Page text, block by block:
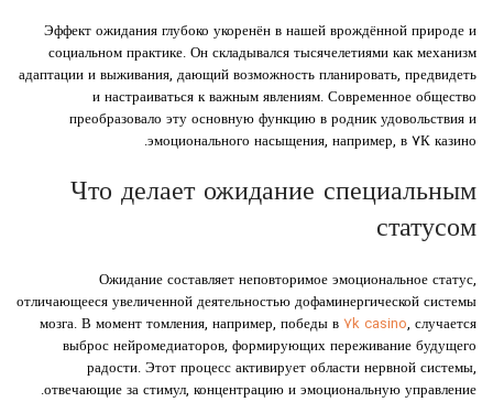
Эффект ожидания глубоко укоренён в нашей врождённой природе и
социальном практике. Он складывался тысячелетиями как механизм
адаптации и выживания, дающий возможность планировать, предвидеть
и настраиваться к важным явлениям. Современное общество
преобразовало эту основную функцию в родник удовольствия и
эмоционального насыщения, например, в ۷К казино.
Что делает ожидание специальным
статусом
Ожидание составляет неповторимое эмоциональное статус,
отличающееся увеличенной деятельностью дофаминергической системы
мозга. В момент томления, например, победы в 7k casino, случается
выброс нейромедиаторов, формирующих переживание будущего
радости. Этот процесс активирует области нервной системы,
отвечающие за стимул, концентрацию и эмоциональную управление.